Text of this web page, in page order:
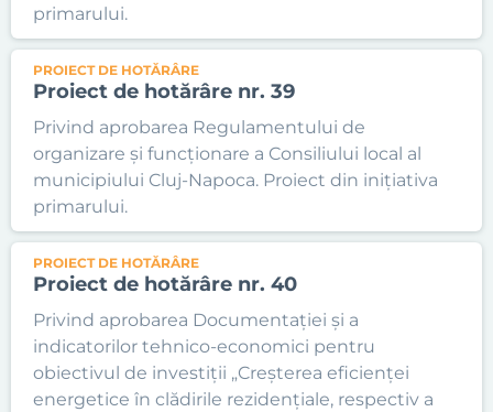
primarului.
PROIECT DE HOTĂRÂRE
Proiect de hotărâre nr. 39
Privind aprobarea Regulamentului de
organizare și funcționare a Consiliului local al
municipiului Cluj-Napoca. Proiect din inițiativa
primarului.
PROIECT DE HOTĂRÂRE
Proiect de hotărâre nr. 40
Privind aprobarea Documentației și a
indicatorilor tehnico-economici pentru
obiectivul de investiții „Creșterea eficienței
energetice în clădirile rezidențiale, respectiv a